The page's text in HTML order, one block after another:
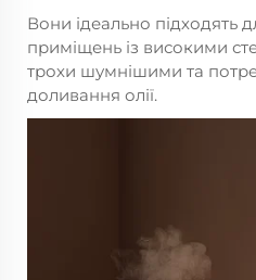
Вони ідеально підходять
приміщень із високими
трохи шумнішими та
доливання олії.